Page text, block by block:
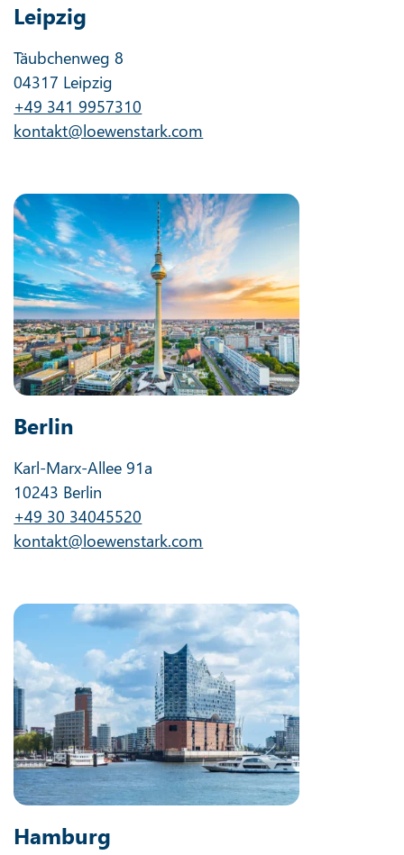
Leipzig
Täubchenweg 8
04317 Leipzig
+49 341 9957310
kontakt@loewenstark.com
Berlin
Karl-Marx-Allee 91a
10243 Berlin
+49 30 34045520
kontakt@loewenstark.com
Hamburg